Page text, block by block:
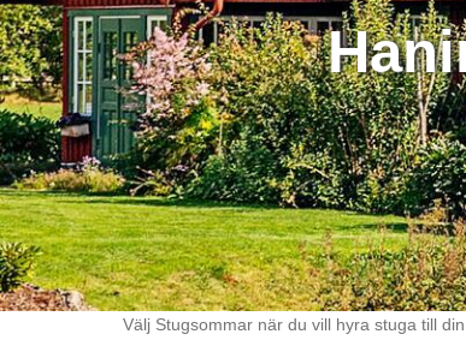
Välj Stugsommar när du vill hyra stuga till